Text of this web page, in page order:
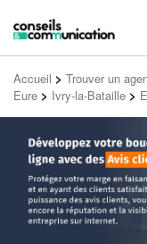
Accueil > Trouver un
Eure > Ivry-la-Bataille >